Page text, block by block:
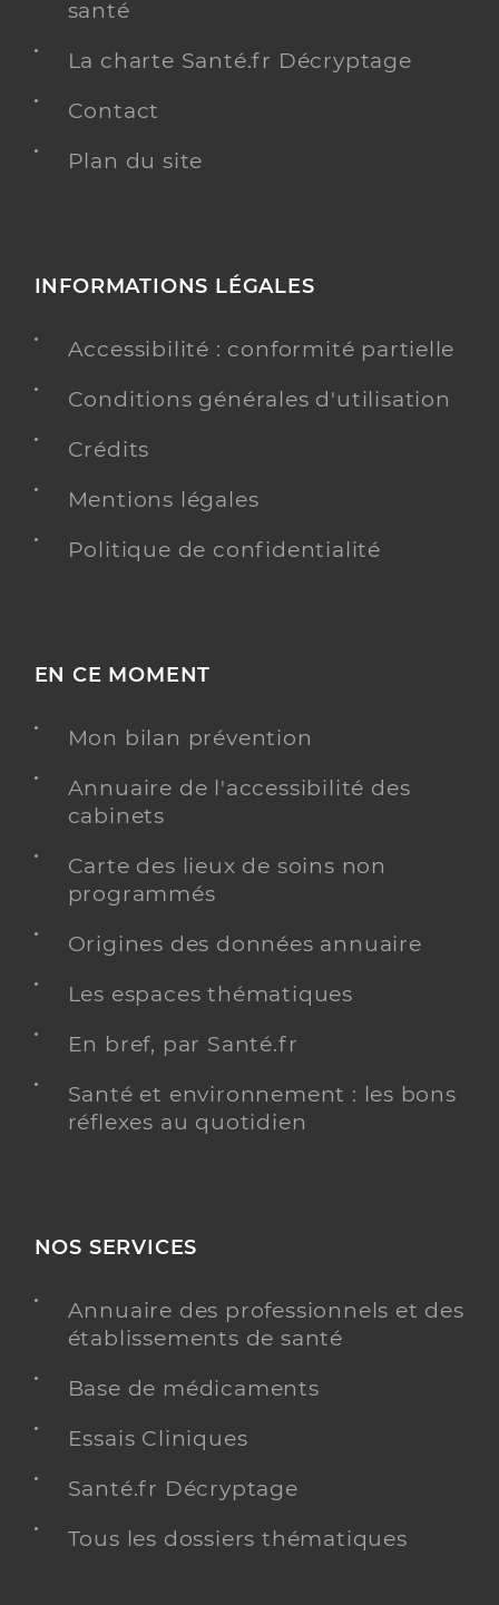
santé
La charte Santé.fr Décryptage
Contact
Plan du site
INFORMATIONS LÉGALES
Accessibilité : conformité partielle
Conditions générales d'utilisation
Crédits
Mentions légales
Politique de confidentialité
EN CE MOMENT
Mon bilan prévention
Annuaire de l'accessibilité des
cabinets
Carte des lieux de soins non
programmés
Origines des données annuaire
Les espaces thématiques
En bref, par Santé.fr
Santé et environnement : les bons
réflexes au quotidien
NOS SERVICES
Annuaire des professionnels et des
établissements de santé
Base de médicaments
Essais Cliniques
Santé.fr Décryptage
Tous les dossiers thématiques